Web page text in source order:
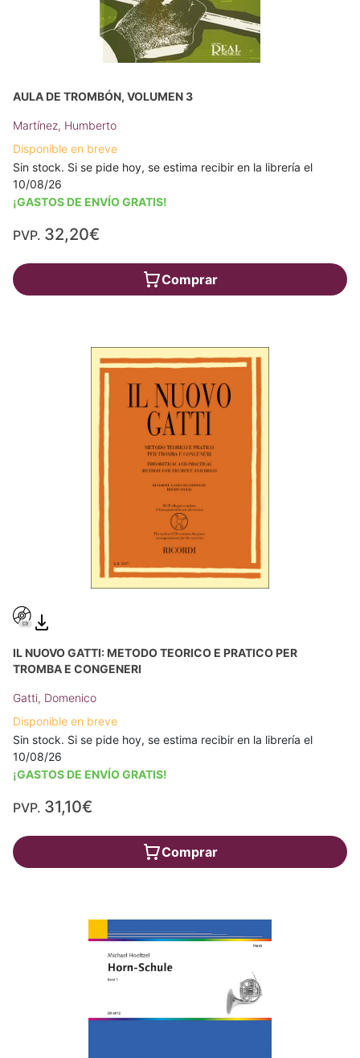
AULA DE TROMBÓN, VOLUMEN 3
Martínez, Humberto
Disponible en breve
Sin stock. Si se pide hoy, se estima recibir en la librería el
10/08/26
¡GASTOS DE ENVÍO GRATIS!
PVP. 32,20€
Comprar
IL NUOVO GATTI: METODO TEORICO E PRATICO PER
TROMBA E CONGENERI
Gatti, Domenico
Disponible en breve
Sin stock. Si se pide hoy, se estima recibir en la librería el
10/08/26
¡GASTOS DE ENVÍO GRATIS!
PVP. 31,10€
Comprar